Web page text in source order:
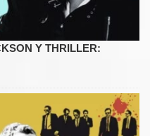
Y THRILLER: